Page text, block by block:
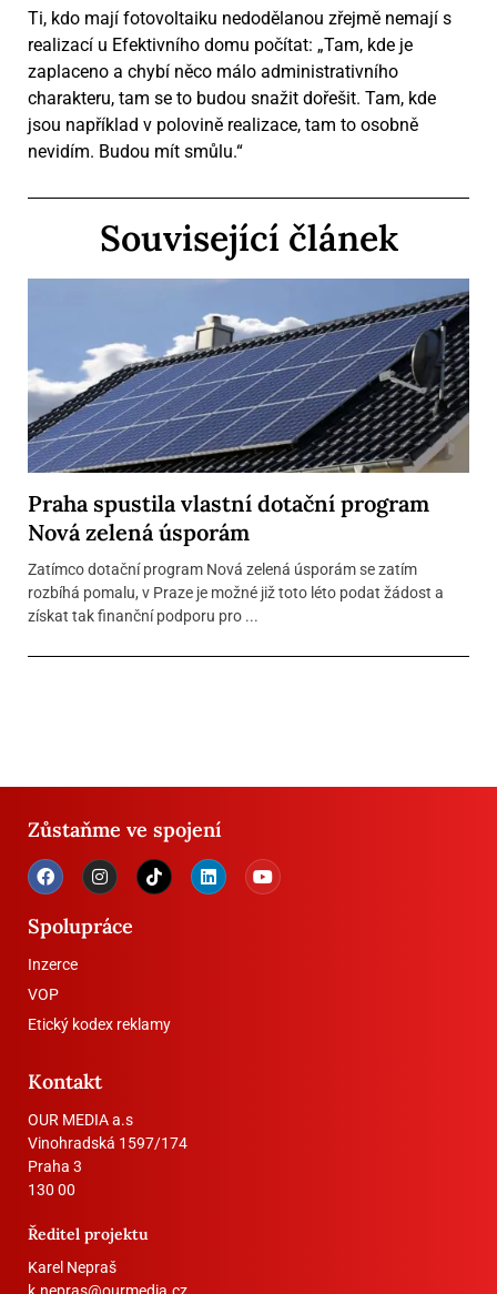
Ti, kdo mají fotovoltaiku nedodělanou zřejmě nemají s
realizací u Efektivního domu počítat: „Tam, kde je
zaplaceno a chybí něco málo administrativního
charakteru, tam se to budou snažit dořešit. Tam, kde
jsou například v polovině realizace, tam to osobně
nevidím. Budou mít smůlu.“
Související článek
Praha spustila vlastní dotační program
Nová zelená úsporám
Zatímco dotační program Nová zelená úsporám se zatím
rozbíhá pomalu, v Praze je možné již toto léto podat žádost a
získat tak finanční podporu pro ...
Zůstaňme ve spojení
Spolupráce
Inzerce
VOP
Etický kodex reklamy
Kontakt
OUR MEDIA a.s
Vinohradská 1597/174
Praha 3
130 00
Ředitel projektu
Karel Nepraš
k.nepras@ourmedia.cz